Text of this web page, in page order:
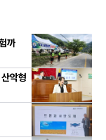
까
악형